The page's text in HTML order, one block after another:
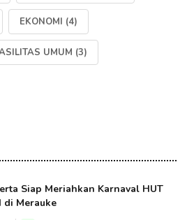
EKONOMI (4)
UMUM (3)
Siap Meriahkan Karnaval HUT
di Merauke